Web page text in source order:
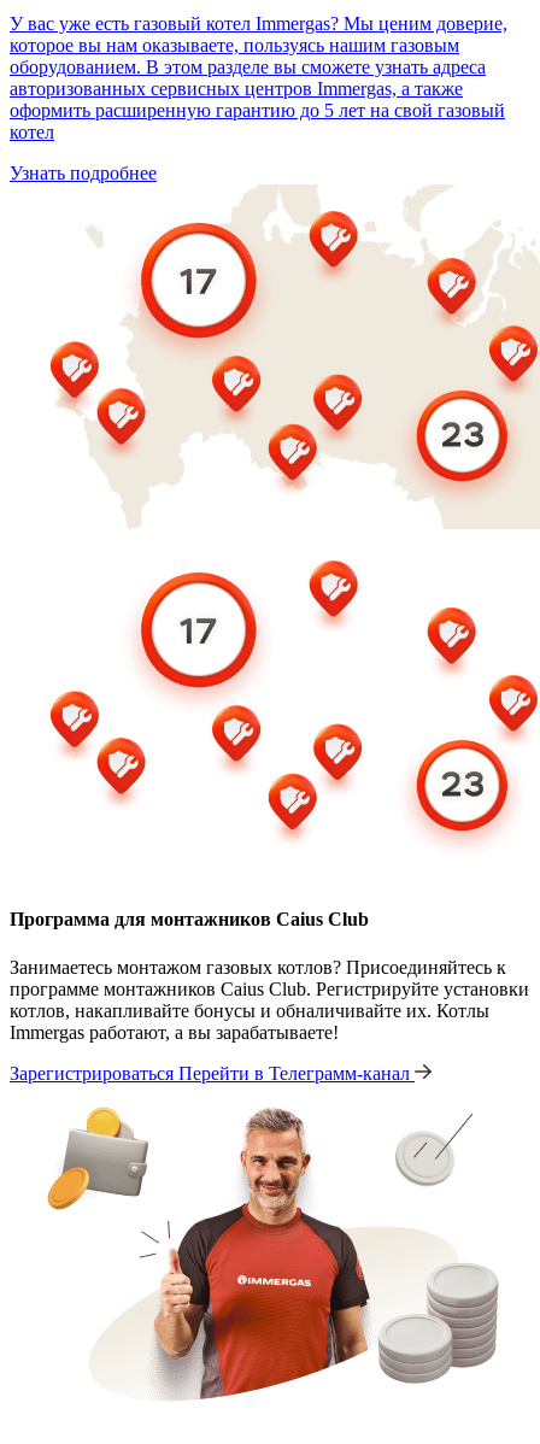
У вас уже есть газовый котел Immergas? Мы ценим доверие,
которое вы нам оказываете, пользуясь нашим газовым
оборудованием. В этом разделе вы сможете узнать адреса
авторизованных сервисных центров Immergas, а также
оформить расширенную гарантию до 5 лет на свой газовый
котел
Узнать подробнее
Программа для монтажников Caius Club
Занимаетесь монтажом газовых котлов? Присоединяйтесь к
программе монтажников Caius Club. Регистрируйте установки
котлов, накапливайте бонусы и обналичивайте их. Котлы
Immergas работают, а вы зарабатываете!
Зарегистрироваться Перейти в Телеграмм-канал